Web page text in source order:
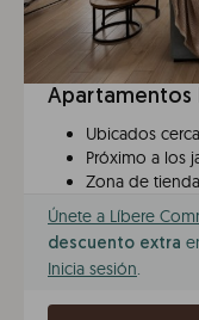
Apartamentos
Ubicados
Próximo a los
Zona de
Únete a Líbere
descuento extra
Inicia sesión.